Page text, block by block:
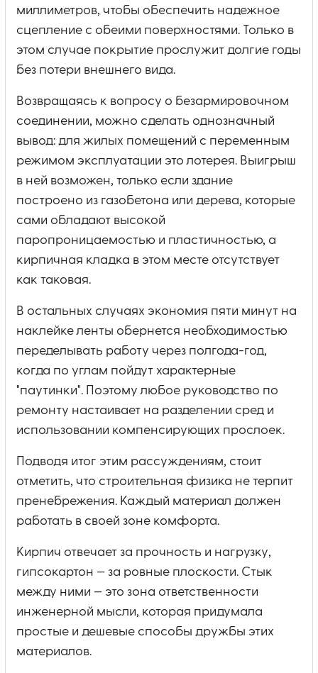
миллиметров, чтобы обеспечить надежное
сцепление с обеими поверхностями. Только в
этом случае покрытие прослужит долгие годы
без потери внешнего вида.
Возвращаясь к вопросу о безармировочном
соединении, можно сделать однозначный
вывод: для жилых помещений с переменным
режимом эксплуатации это лотерея. Выигрыш
в ней возможен, только если здание
построено из газобетона или дерева, которые
сами обладают высокой
паропроницаемостью и пластичностью, а
кирпичная кладка в этом месте отсутствует
как таковая.
В остальных случаях экономия пяти минут на
наклейке ленты обернется необходимостью
переделывать работу через полгода-год,
когда по углам пойдут характерные
"паутинки". Поэтому любое руководство по
ремонту настаивает на разделении сред и
использовании компенсирующих прослоек.
Подводя итог этим рассуждениям, стоит
отметить, что строительная физика не терпит
пренебрежения. Каждый материал должен
работать в своей зоне комфорта.
Кирпич отвечает за прочность и нагрузку,
гипсокартон — за ровные плоскости. Стык
между ними — это зона ответственности
инженерной мысли, которая придумала
простые и дешевые способы дружбы этих
материалов.